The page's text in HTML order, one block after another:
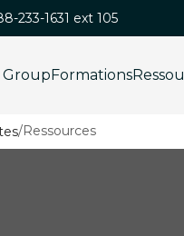
233-1631 ext 105
Formations
/Ressources